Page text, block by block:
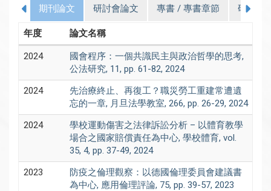
期刊論文 研討會論文 專書 / 專書章節 研究計
年度 論文名稱
2024
國會程序：一個共識民主與政治哲學的思考,
公法研究, 11, pp. 61-82, 2024
2024
先治療終止、再復工？職災勞工重建常遭遺
忘的一章, 月旦法學教室, 266, pp. 26-29, 2024
2024
學校運動傷害之法律訴訟分析 – 以體育教學
場合之國家賠償責任為中心, 學校體育, vol.
35, 4, pp. 37-49, 2024
2023
防疫之倫理觀察：以德國倫理委員會建議書
為中心, 應用倫理評論, 75, pp. 39-57, 2023